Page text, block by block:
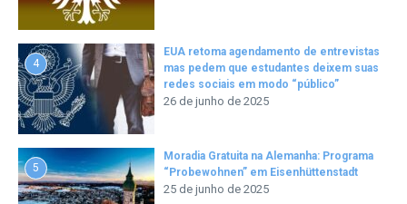
4
EUA retoma agendamento de entrevistas
mas pedem que estudantes deixem suas
redes sociais em modo “público”
26 de junho de 2025
5
Moradia Gratuita na Alemanha: Programa
“Probewohnen” em Eisenhüttenstadt
25 de junho de 2025